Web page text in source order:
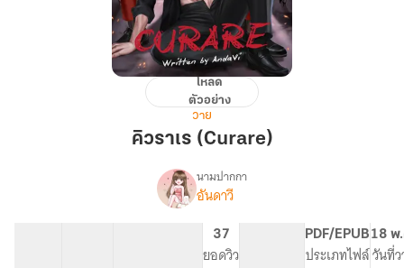
(Curare)
โหลด
ตัวอย่าง
วาย
คิวราเร (Curare)
เรื่อง
ราเร
(Curare)
นามปากกา
อันดาวี
37
ยอดวิว
PDF/EPUB
ประเภทไฟล์
18 พ
วันที่